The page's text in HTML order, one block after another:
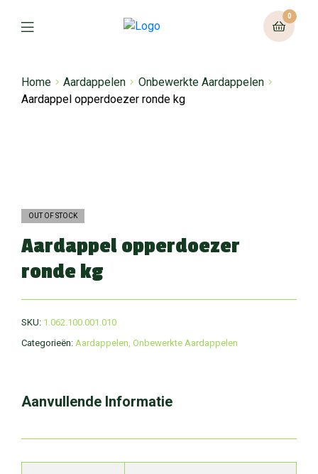
0
Home Aardappelen
Onbewerkte Aardappelen
Aardappel opperdoezer ronde kg
OUT OF STOCK
Aardappel opperdoezer
ronde kg
SKU: 1.062.100.001.010
Categorieën: Aardappelen Onbewerkte Aardappelen
Aanvullende Informatie